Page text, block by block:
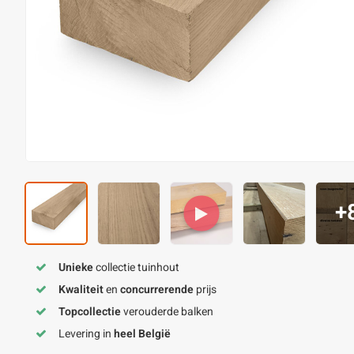
Uniekecollectie tuinhout
Kwaliteitenconcurrerendeprijs
Topcollectieverouderde balken
Levering inheel België